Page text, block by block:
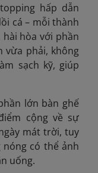
hấp dẫn
cá – mỗi thành
hòa với phần
vừa phải, không
sạch kỹ, giúp
lớn bàn ghế
cộng về sự
mát trời, tuy
có thể ảnh
uống.